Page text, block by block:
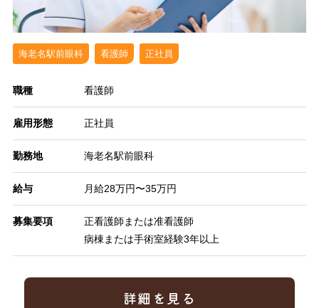
海老名駅前眼科 看護師 正社員
職種 看護師
雇用形態 正社員
勤務地 海老名駅前眼科
給与 月給28万円〜35万円
募集要項
正看護師または准看護師
病棟または手術室経験3年以上
詳細を見る